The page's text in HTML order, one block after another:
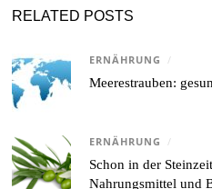
RELATED POSTS
ERNÄHRUNG /
Meerestrauben:
ERNÄHRUNG /
Schon in der
Nahrungsmittel und